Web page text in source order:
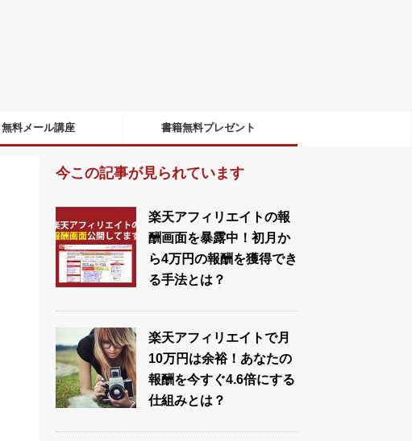
無料メール講座 書籍無料プレゼント
今この記事が見られています
楽天アフィリエイトの報
酬画面を暴露中！初月か
ら4万円の報酬を獲得でき
る手法とは？
楽天アフィリエイトで月
10万円は余裕！あなたの
報酬を今すぐ4.6倍にする
仕組みとは？